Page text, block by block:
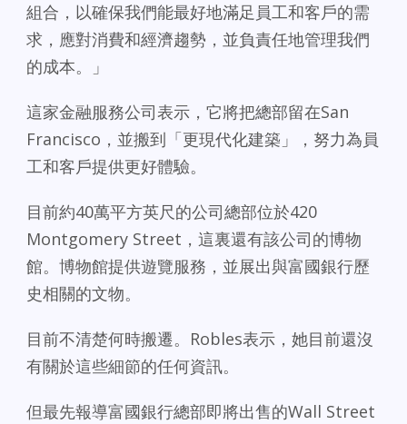
組合，以確保我們能最好地滿足員工和客戶的需
求，應對消費和經濟趨勢，並負責任地管理我們
的成本。」
這家金融服務公司表示，它將把總部留在San
Francisco，並搬到「更現代化建築」，努力為員
工和客戶提供更好體驗。
目前約40萬平方英尺的公司總部位於420
Montgomery Street，這裏還有該公司的博物
館。博物館提供遊覽服務，並展出與富國銀行歷
史相關的文物。
目前不清楚何時搬遷。Robles表示，她目前還沒
有關於這些細節的任何資訊。
但最先報導富國銀行總部即將出售的Wall Street